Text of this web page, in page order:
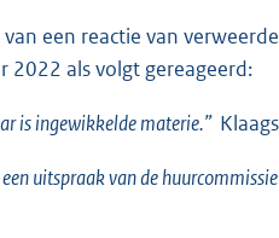
een reactie van
2022 als volgt gereageerd:
is ingewikkelde materie.”
uitspraak van de